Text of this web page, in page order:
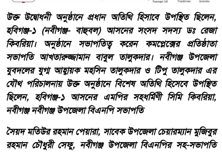
উক্ত উদ্বোধনী অনুষ্ঠানে প্রধান অতিথি হিসাবে উপস্থিত ছিলেন,
হবিগঞ্জ-১ (নবীগঞ্জ- বাহুবল) আসনের সংসদ সদস্য ডঃ রেজা
কিবরিয়া। অনুষ্ঠানে সভাপতিত্ব করেন কমপ্লেক্সের প্রতিষ্ঠাতা
সভাপতি আখতারুজ্জামান বাবুল তালুকদার। নবীগঞ্জ উপজেলা
যুবদলের যুগ্ম আহ্বায়ক মহসিন তালুকদার ও টিপু তালুকদার এর
যৌথ পরিচালনায় উক্ত অনুষ্ঠানে বিশেষ অতিথি হিসেবে উপস্থিত
ছিলেন, হবিগঞ্জ-১ আসনের এমপির সহধর্মিণী সিমি কিবরিয়া,
নবীগঞ্জ নবীগঞ্জ উপজেলা বিএনপি সভাপতি
সৈয়দ মতিউর রহমান পেয়ারা, সাবেক উপজেলা চেয়ারম্যান মুজিবুর
রহমান চৌধুরী সেফু, নবীগঞ্জ উপজেলা বিএনপির সহ-সভাপতি